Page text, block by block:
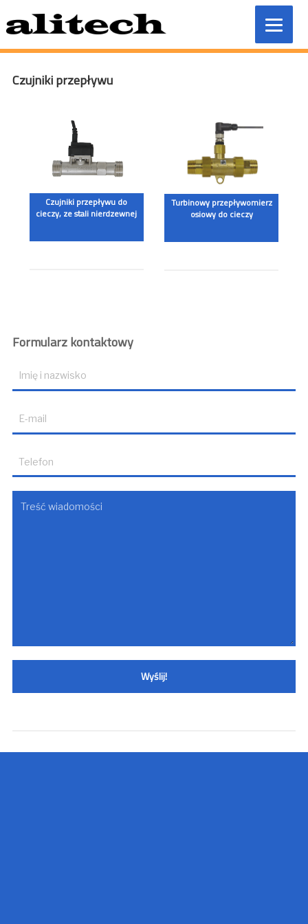
do
treści
Czujniki przepływu
Czujniki przepływu do
cieczy, ze stali nierdzewnej
Turbinowy przepływomierz
osiowy do cieczy
Formularz kontaktowy